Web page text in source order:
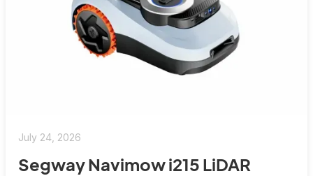
July 24, 2026
Segway Navimow i215 LiDAR